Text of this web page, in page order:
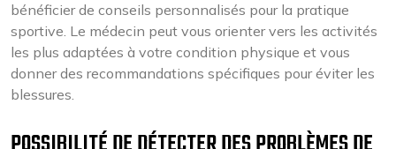
bénéficier de conseils personnalisés pour la pratique
sportive. Le médecin peut vous orienter vers les activités
les plus adaptées à votre condition physique et vous
donner des recommandations spécifiques pour éviter les
blessures.